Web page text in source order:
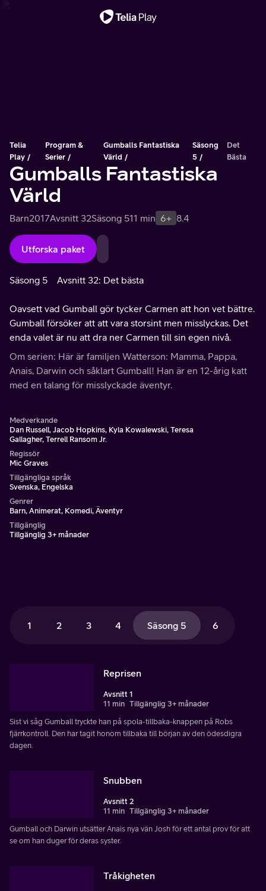
Telia
Play
Program &
Serier
Gumballs Fantastiska
Värld
Säsong
5
Det
Bästa
Gumballs Fantastiska
Värld
Barn2017Avsnitt 32Säsong 511 min 6+ 8.4
Utforska paket
Säsong 5 Avsnitt 32: Det bästa
Oavsett vad Gumball gör tycker Carmen att hon vet bättre.
Gumball försöker att att vara storsint men misslyckas. Det
enda valet är nu att dra ner Carmen till sin egen nivå.
Om serien: Här är familjen Watterson: Mamma, Pappa,
Anais, Darwin och såklart Gumball! Han är en 12-årig katt
med en talang för misslyckade äventyr.
Medverkande
Dan Russell, Jacob Hopkins, Kyla Kowalewski, Teresa
Gallagher, Terrell Ransom Jr.
Regissör
Mic Graves
Tillgängliga språk
Svenska, Engelska
Genrer
Barn, Animerat, Komedi, Äventyr
Tillgänglig
Tillgänglig 3+ månader
1 2 3 4 Säsong 5 6
Reprisen
Avsnitt 1
11 min Tillgänglig 3+ månader
Sist vi såg Gumball tryckte han på spola-tillbaka-knappen på Robs
fjärrkontroll. Den har tagit honom tillbaka till början av den ödesdigra
dagen.
Snubben
Avsnitt 2
11 min Tillgänglig 3+ månader
Gumball och Darwin utsätter Anais nya vän Josh för ett antal prov för att
se om han duger för deras syster.
Tråkigheten